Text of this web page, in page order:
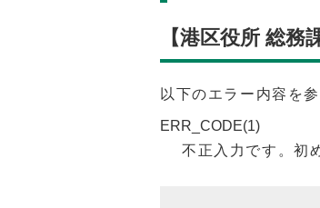
【港区役所 総務
以下のエラー内容を
ERR_CODE(1)
不正入力です。初